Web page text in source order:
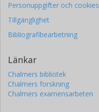
Personuppgifter och cookies
Tillgänglighet
Bibliografibearbetning
Länkar
Chalmers bibliotek
Chalmers forskning
Chalmers examensarbeten